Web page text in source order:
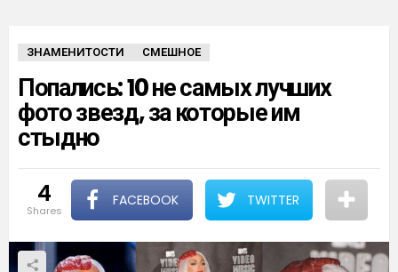
ЗНАМЕНИТОСТИ СМЕШНОЕ
Попались: 10 не самых лучших
фото звезд, за которые им
стыдно
4
shares
FACEBOOK TWITTER